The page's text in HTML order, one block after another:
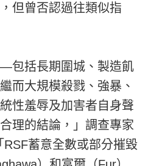
但曾否認過往類似指
包括長期圍城、製造飢
而大規模殺戮、強暴、
性羞辱及加害者自身聲
理的結論，」調查專家
RSF蓄意全數或部分摧毀